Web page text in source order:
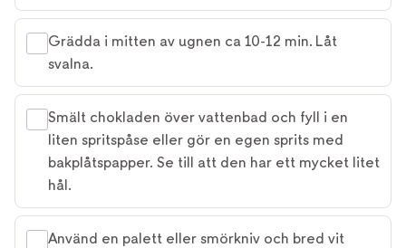
Grädda i mitten av ugnen ca 10-12 min. Låt
svalna.
Smält chokladen över vattenbad och fyll i en
liten spritspåse eller gör en egen sprits med
bakplåtspapper. Se till att den har ett mycket litet
hål.
Använd en palett eller smörkniv och bred vit